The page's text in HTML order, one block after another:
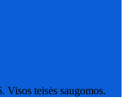
teisės saugomos.